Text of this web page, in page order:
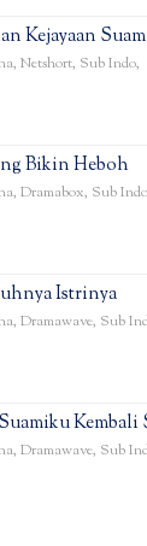
Kejayaan
, Netshort, Sub Indo,
Bikin Heboh
, Dramabox, Sub Indo
Istrinya
, Dramawave, Sub
, Dramawave, Sub